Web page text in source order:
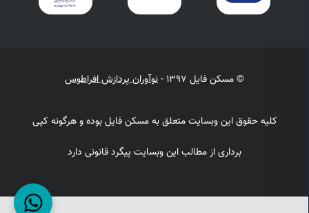
© مسکن فایل 1397 - نوآوران پردازش افراطوس
کلیه حقوق این وبسایت متعلق به مسکن فایل بوده و هرگونه کپی
برداری از مطالب این وبسایت پیگرد قانونی دارد